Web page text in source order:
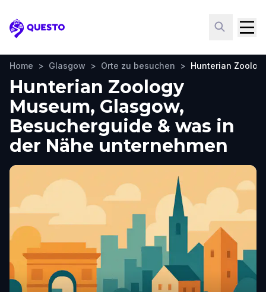
Questo
Home > Glasgow > Orte zu besuchen > Hunterian
Hunterian Zoology
Museum, Glasgow,
Besucherguide & was in
der Nähe unternehmen